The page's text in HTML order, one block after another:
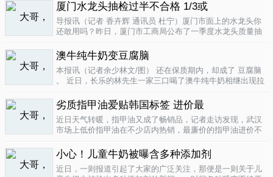
厦门水龙头抽检过半不合格 1/3或
导报讯（记者 香卉辉 通讯员 杜宁）厦门市面上的水龙头你
还敢用吗？昨日，厦门市工商局公布了一季度水龙头质量抽
批次不合格原因是会产生剧毒。不合格率53.3%涉及多个品
牌据介绍，厦门市工商局今..
澳牛纯牛奶变豆腐脑
本报讯（记者余少林文/图） 还在保质期内，却成了 豆腐脑
。 近日，长乐的林先生一家三口喝了澳牛纯牛奶相继出现拉
纯牛奶并 不纯 ，呈凝固状，像酸奶。昨日上午，林先生向长
乐工商局12315投..
劣质指甲油爱贴韩国标签 进价最
近日天气转暖，指甲油又成了畅销品，记者走访发现，武汉
市场上低价指甲油在不少店内热销，最廉价的指甲油进价不
渡桥夜市上，不少摊位都有五颜六色的指甲油摆卖。 韩国进
口指甲油只要9元，另一个韩国..
小心！儿童牛奶被曝含多种添加剂
近日，一则报道引起了大家的广泛关注，那便是一则关于儿